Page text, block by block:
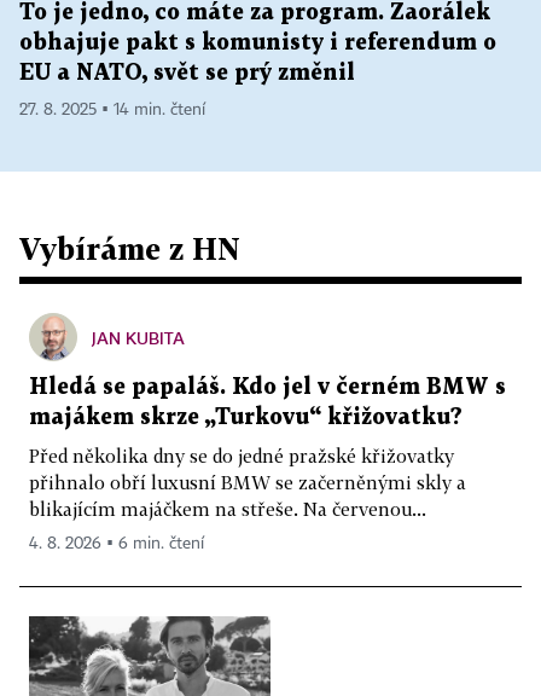
To je jedno, co máte za program. Zaorálek
obhajuje pakt s komunisty i referendum o
EU a NATO, svět se prý změnil
27. 8. 2025 ▪ 14 min. čtení
Vybíráme z HN
JAN KUBITA
Hledá se papaláš. Kdo jel v černém BMW s
majákem skrze „Turkovu“ křižovatku?
Před několika dny se do jedné pražské křižovatky
přihnalo obří luxusní BMW se začerněnými skly a
blikajícím majáčkem na střeše. Na červenou...
4. 8. 2026 ▪ 6 min. čtení